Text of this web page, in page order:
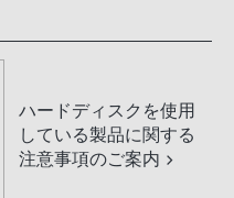
ハードディスクを使用
している製品に関する
注意事項のご案内